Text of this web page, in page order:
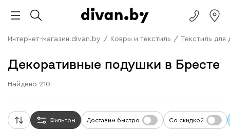
Интернет-магазин divan.by / Ковры и текстиль / Текстиль для
Декоративные подушки в Бресте
Найдено 210
Фильтры Доставим быстро Со скидкой